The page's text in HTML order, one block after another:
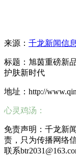
来源： 千龙新闻信
标题：旭茵重磅新
护肤新时代
地址：http://
心灵鸡汤：
免责声明：千龙新
责，只为传播网络
联系